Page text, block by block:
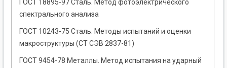
ГОСТ 18895-97 Сталь. Метод фотоэлектрического
спектрального анализа
ГОСТ 10243-75 Сталь. Методы испытаний и оценки
макроструктуры (СТ СЭВ 2837-81)
ГОСТ 9454-78 Металлы. Метод испытания на ударный